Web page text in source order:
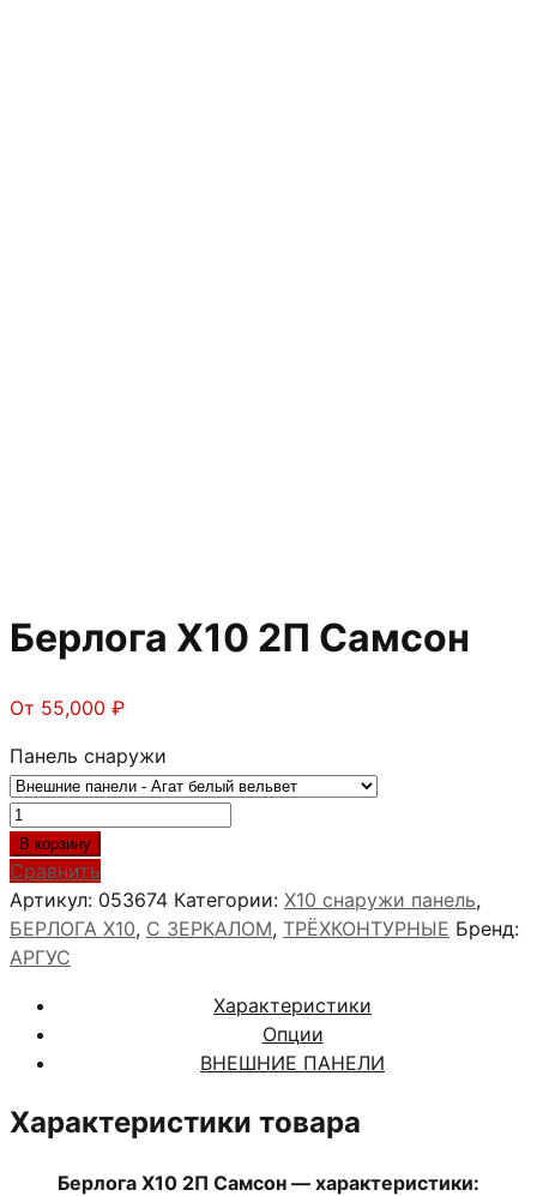
Берлога Х10 2П Самсон
От 55,000 ₽
Панель снаружи
Количество
товара
Берлога
Х10
2П
Самсон
В корзину
Сравнить
Артикул: 053674 Категории: X10 снаружи панель,
БЕРЛОГА Х10, С ЗЕРКАЛОМ, ТРЁХКОНТУРНЫЕ Бренд:
АРГУС
Характеристики
Опции
ВНЕШНИЕ ПАНЕЛИ
Характеристики товара
Берлога Х10 2П Самсон — характеристики: